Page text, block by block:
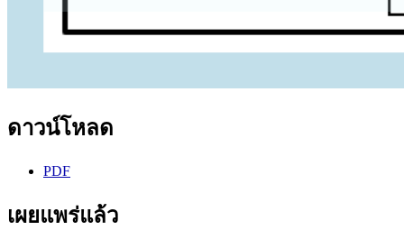
ดาวน์โหลด
PDF
เผยแพร่แล้ว